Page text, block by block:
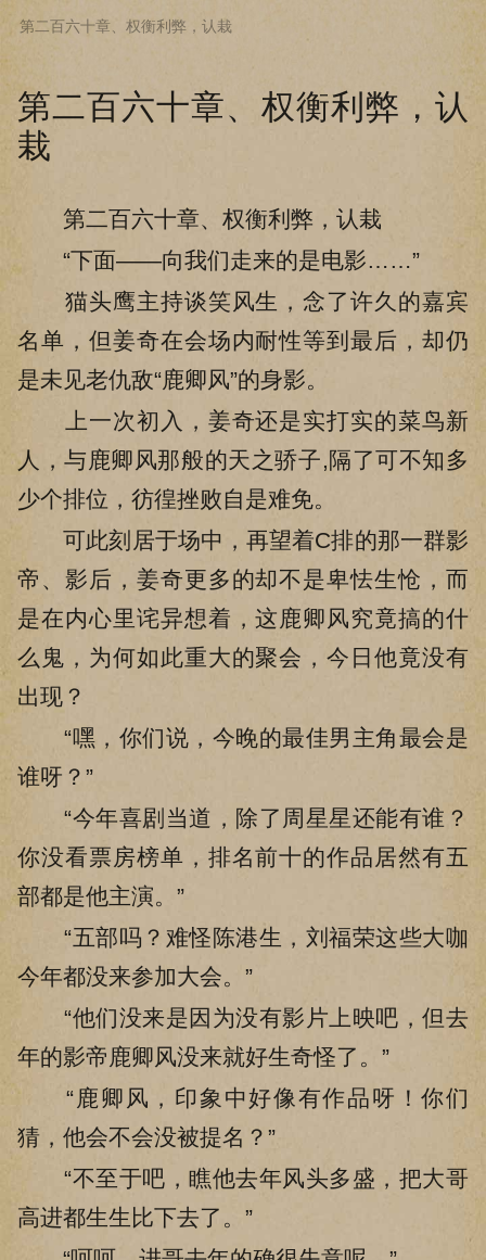
下拉阅读上一章
第二百六十章、权衡利弊，认
栽
第二百六十章、权衡利弊，认栽
“下面——向我们走来的是电影……”
猫头鹰主持谈笑风生，念了许久的嘉宾
名单，但姜奇在会场内耐性等到最后，却仍
是未见老仇敌“鹿卿风”的身影。
上一次初入，姜奇还是实打实的菜鸟新
人，与鹿卿风那般的天之骄子,隔了可不知多
少个排位，彷徨挫败自是难免。
可此刻居于场中，再望着C排的那一群影
帝、影后，姜奇更多的却不是卑怯生怆，而
是在内心里诧异想着，这鹿卿风究竟搞的什
么鬼，为何如此重大的聚会，今日他竟没有
出现？
“嘿，你们说，今晚的最佳男主角最会是
谁呀？”
“今年喜剧当道，除了周星星还能有谁？
你没看票房榜单，排名前十的作品居然有五
部都是他主演。”
“五部吗？难怪陈港生，刘福荣这些大咖
今年都没来参加大会。”
“他们没来是因为没有影片上映吧，但去
年的影帝鹿卿风没来就好生奇怪了。”
“鹿卿风，印象中好像有作品呀！你们
猜，他会不会没被提名？”
“不至于吧，瞧他去年风头多盛，把大哥
高进都生生比下去了。”
第二百六十章、权衡利弊，认栽